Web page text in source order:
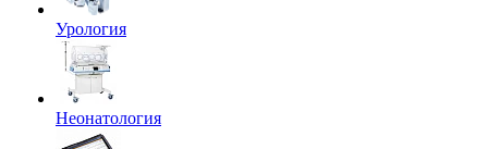
Урология
Неонатология